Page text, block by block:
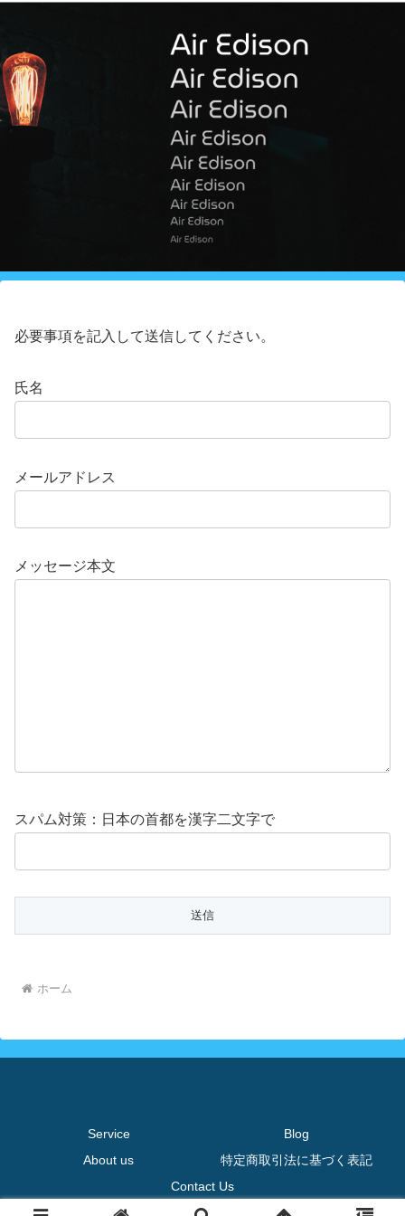
必要事項を記入して送信してください。
氏名
メールアドレス
メッセージ本文
スパム対策：日本の首都を漢字二文字で
ホーム
Service
Blog
About us
特定商取引法に基づく表記
Contact Us